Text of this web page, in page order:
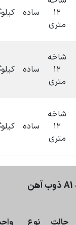
۱۴ -
۲۲ -
۳۲ -
سایز وزن